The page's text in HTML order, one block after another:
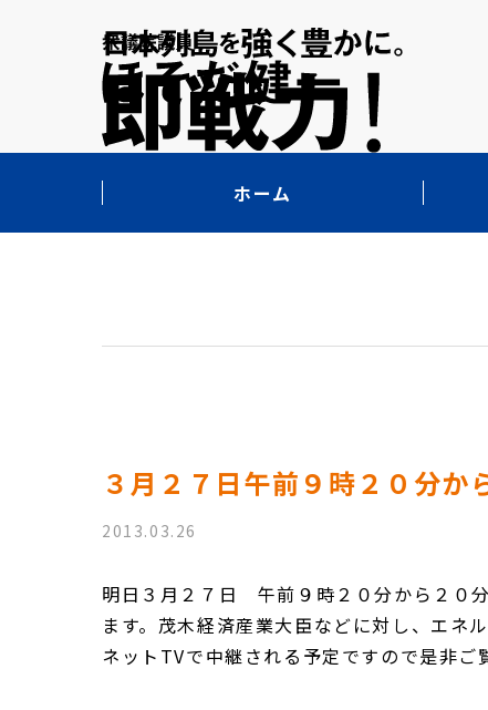
ホーム
３月２７日午前９時２０分か
2013.03.26
明日３月２７日 午前９時２０分から２０
ます。茂木経済産業大臣などに対し、エネ
ネットTVで中継される予定ですので是